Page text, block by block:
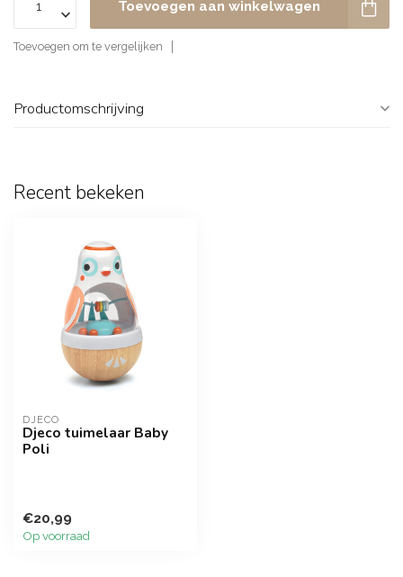
Toevoegen aan winkelwagen
Toevoegen om te vergelijken
Productomschrijving
Recent bekeken
DJECO
Djeco tuimelaar Baby
Poli
€20,99
Op voorraad